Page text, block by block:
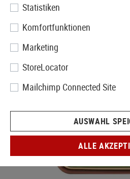
Bloodtype Rubber
Pos
Statistiken
Komfortfunktionen
Marketing
StoreLocator
Mailchimp Connected Site
AUSWAHL
ALLE